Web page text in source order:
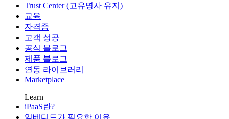
Trust Center (고유명사 유지)
교육
자격증
고객 성공
공식 블로그
제품 블로그
연동 라이브러리
Marketplace
Learn
iPaaS란?